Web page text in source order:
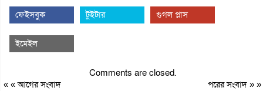
ফেইসবুক টুইটার গুগল প্লাস
ইমেইল
Comments are closed.
« «আগের সংবাদ পরের সংবাদ» »